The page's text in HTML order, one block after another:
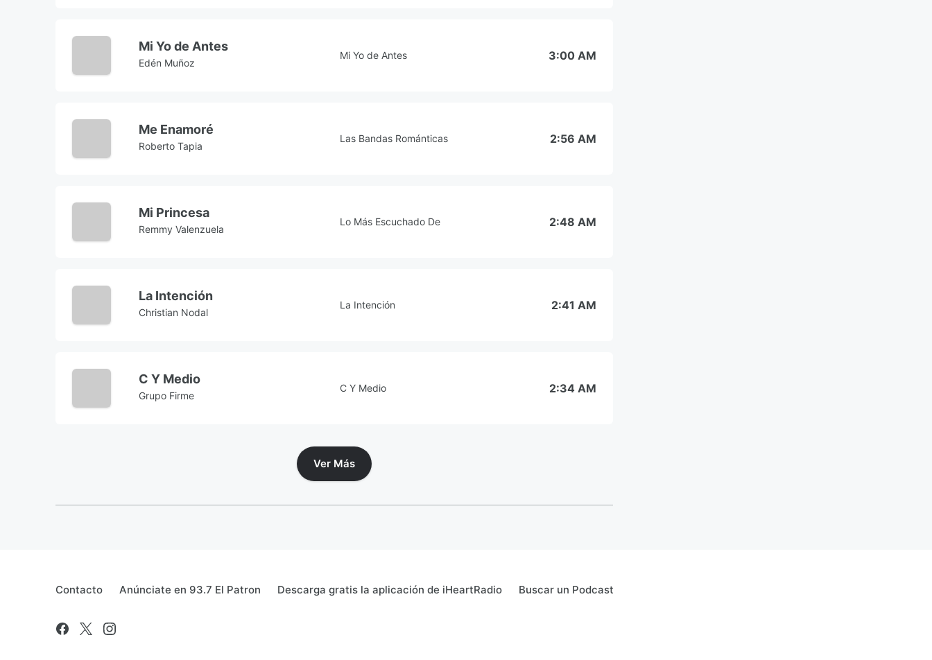
Mi Yo de Antes
Edén Muñoz
Mi Yo de Antes 3:00 AM
Me Enamoré
Roberto Tapia
Las Bandas Románticas 2:56 AM
Mi Princesa
Remmy Valenzuela
Lo Más Escuchado De 2:48 AM
La Intención
Christian Nodal
La Intención 2:41 AM
C Y Medio
Grupo Firme
C Y Medio 2:34 AM
Ver Más
Contacto Anúnciate en 93.7 El Patron Descarga gratis la aplicación de iHeartRadio Buscar un Podcast